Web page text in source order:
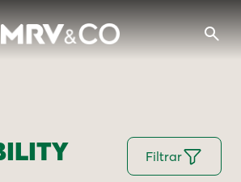
Filtrar